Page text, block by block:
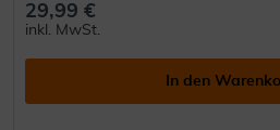
29,99 €
inkl. MwSt.
In den